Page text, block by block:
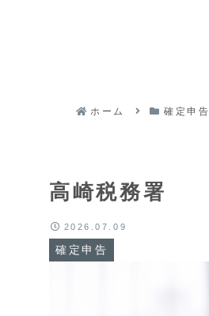
ホーム 確定申告
高崎税務署
確定申告
2026.07.09